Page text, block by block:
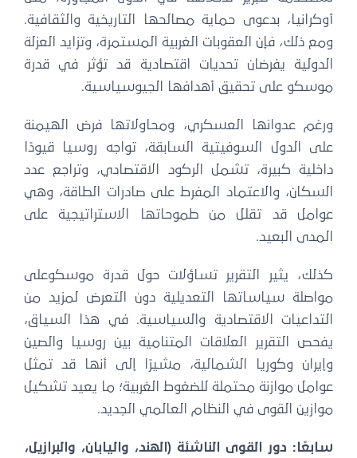
أوكرانيا، بدعوى حماية مصالحها التاريخية والثقافية.
ومع ذلك، فإن العقوبات الغربية المستمرة، وتزايد العزلة
الدولية يفرضان تحديات اقتصادية قد تؤثر في قدرة
موسكو على تحقيق أهدافها الجيوسياسية.
ورغم عدوانها العسكري، ومحاولاتها فرض الهيمنة
على الدول السوفيتية السابقة، تواجه روسيا قيودًا
داخلية كبيرة، تشمل الركود الاقتصادي، وتراجع عدد
السكان، والاعتماد المفرط على صادرات الطاقة، وهي
عوامل قد تقلل من طموحاتها الاستراتيجية على
المدى البعيد.
كذلك، يثير التقرير تساؤلات حول قدرة موسكوعلى
مواصلة سياساتها التعديلية دون التعرض لمزيد من
التداعيات الاقتصادية والسياسية. في هذا السياق،
يفحص التقرير العلاقات المتنامية بين روسيا والصين
وإيران وكوريا الشمالية، مشيرًا إلى أنها قد تمثل
عوامل موازنة محتملة للضغوط الغربية؛ ما يعيد تشكيل
موازين القوى في النظام العالمي الجديد.
سابعًا: دور القوى الناشئة (الهند، واليابان، والبرازيل،